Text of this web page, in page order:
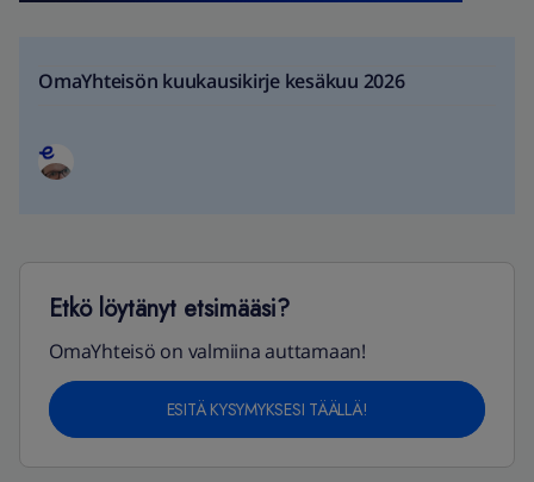
OmaYhteisön kuukausikirje kesäkuu 2026
Etkö löytänyt etsimääsi?
OmaYhteisö on valmiina auttamaan!
ESITÄ KYSYMYKSESI TÄÄLLÄ!